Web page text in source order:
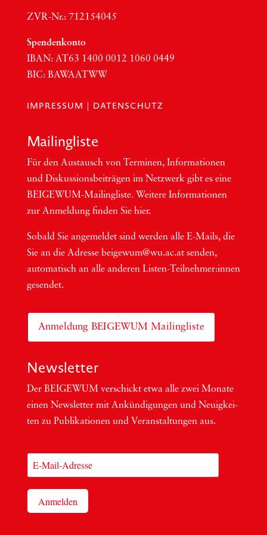
ZVR-Nr.: 712154045
Spen­den­kon­to
IBAN: AT63 1400 0012 1060 0449
BIC: BAWAATWW
IMPRESSUM | DATENSCHUTZ
Mai­ling­lis­te
Für den Aus­tausch von Ter­mi­nen, Infor­ma­tio­nen
und Dis­kus­si­ons­bei­trä­gen im Netzwerk gibt es eine
BEI­GEWUM-Mai­ling­lis­te. Wei­te­re Infor­ma­tio­nen
zur Anmel­dung fin­den Sie hier.
Sobald Sie ange­mel­det sind wer­den alle E-Mails, die
Sie an die Adres­se beigewum@wu.ac.at sen­den,
auto­ma­tisch an alle ande­ren Lis­ten-Teil­neh­me­r:in­nen
gesendet.
Anmeldung BEIGEWUM Mailingliste
Newsletter
Der BEIGEWUM ver­schickt etwa alle zwei Mona­te
einen News­let­ter mit Ankün­di­gun­gen und Neu­ig­kei­
ten zu Publi­ka­tio­nen und Ver­an­stal­tun­gen aus.